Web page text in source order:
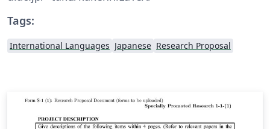
Tags:
International Languages Japanese Research Proposal